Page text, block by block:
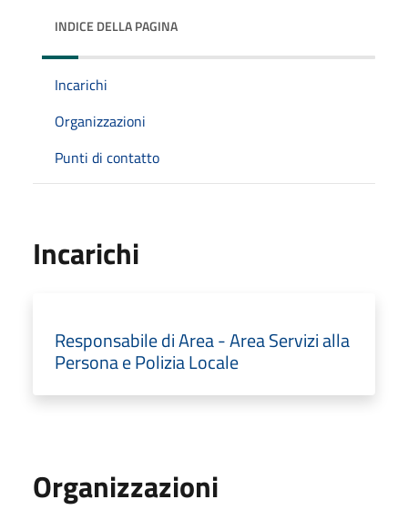
INDICE DELLA PAGINA
Incarichi
Organizzazioni
Punti di contatto
Incarichi
Responsabile di Area - Area Servizi alla
Persona e Polizia Locale
Organizzazioni